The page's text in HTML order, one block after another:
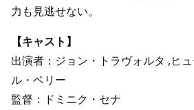
力も見逃せない。
【キャスト】
出演者：ジョン・トラヴォルタ ,ヒ
ル・ベリー
監督：ドミニク・セナ